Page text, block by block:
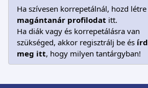
Ha szívesen korrepetálnál, hozd létre
magántanár profilodat itt.
Ha diák vagy és korrepetálásra van
szükséged, akkor regisztrálj be és írd
meg itt, hogy milyen tantárgyban!